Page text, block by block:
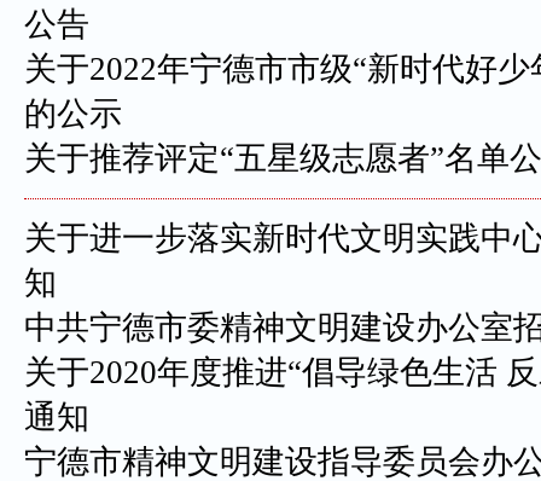
公告
关于2022年宁德市市级“新时代好
的公示
关于推荐评定“五星级志愿者”名单
关于进一步落实新时代文明实践中
知
中共宁德市委精神文明建设办公室
关于2020年度推进“倡导绿色生活
通知
宁德市精神文明建设指导委员会办